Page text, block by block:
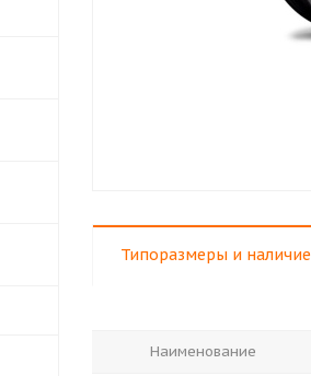
Типоразмеры и наличие
Наименование